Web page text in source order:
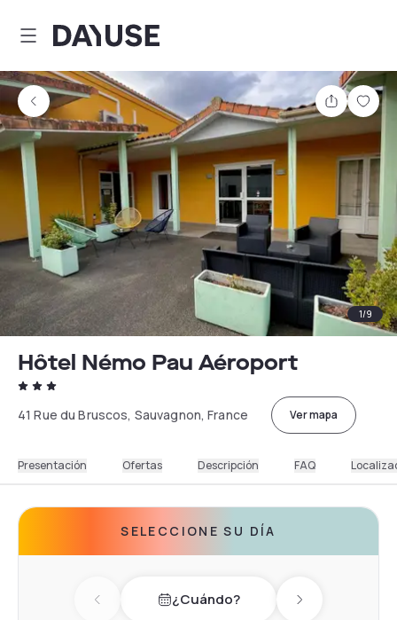
Dayuse
1/9
Hôtel Némo Pau Aéroport
41 Rue du Bruscos, Sauvagnon, France Ver mapa
Presentación Ofertas Descripción FAQ
SELECCIONE SU DÍA
Previous day¿Cuándo? Next day